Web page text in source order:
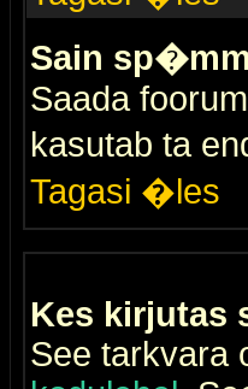
Sain
Saada
kasutab ta
Tagasi �les
Kes kirjutas
See tarkvara